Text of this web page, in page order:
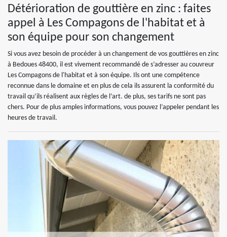
Détérioration de gouttière en zinc : faites
appel à Les Compagons de l'habitat et à
son équipe pour son changement
Si vous avez besoin de procéder à un changement de vos gouttières en zinc
à Bedoues 48400, il est vivement recommandé de s’adresser au couvreur
Les Compagons de l'habitat et à son équipe. Ils ont une compétence
reconnue dans le domaine et en plus de cela ils assurent la conformité du
travail qu’ils réalisent aux règles de l’art. de plus, ses tarifs ne sont pas
chers. Pour de plus amples informations, vous pouvez l’appeler pendant les
heures de travail.